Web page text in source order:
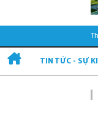
TIN TỨC - SỰ